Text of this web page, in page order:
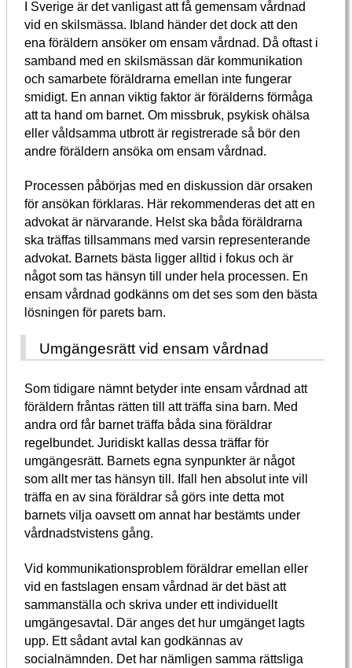
I Sverige är det vanligast att få gemensam vårdnad
vid en skilsmässa. Ibland händer det dock att den
ena föräldern ansöker om ensam vårdnad. Då oftast i
samband med en skilsmässan där kommunikation
och samarbete föräldrarna emellan inte fungerar
smidigt. En annan viktig faktor är förälderns förmåga
att ta hand om barnet. Om missbruk, psykisk ohälsa
eller våldsamma utbrott är registrerade så bör den
andre föräldern ansöka om ensam vårdnad.
Processen påbörjas med en diskussion där orsaken
för ansökan förklaras. Här rekommenderas det att en
advokat är närvarande. Helst ska båda föräldrarna
ska träffas tillsammans med varsin representerande
advokat. Barnets bästa ligger alltid i fokus och är
något som tas hänsyn till under hela processen. En
ensam vårdnad godkänns om det ses som den bästa
lösningen för parets barn.
Umgängesrätt vid ensam vårdnad
Som tidigare nämnt betyder inte ensam vårdnad att
föräldern fråntas rätten till att träffa sina barn. Med
andra ord får barnet träffa båda sina föräldrar
regelbundet. Juridiskt kallas dessa träffar för
umgängesrätt. Barnets egna synpunkter är något
som allt mer tas hänsyn till. Ifall hen absolut inte vill
träffa en av sina föräldrar så görs inte detta mot
barnets vilja oavsett om annat har bestämts under
vårdnadstvistens gång.
Vid kommunikationsproblem föräldrar emellan eller
vid en fastslagen ensam vårdnad är det bäst att
sammanställa och skriva under ett individuellt
umgängesavtal. Där anges det hur umgänget lagts
upp. Ett sådant avtal kan godkännas av
socialnämnden. Det har nämligen samma rättsliga